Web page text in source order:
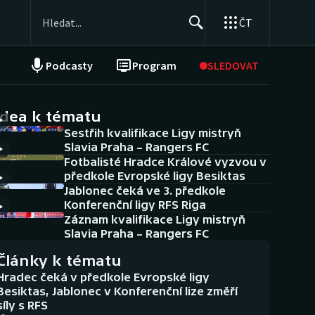
ČT
Podcasty Program SLEDOVAT
NEPŘEHLÉDNĚTE
Historické návraty
Aplikace ČT sport
AZ kvíz
k tématu
Sestřih kvalifikace Ligy mistryň
Slavia Praha – Rangers FC
Fotbalisté Hradce Králové vyzvou v
předkole Evropské ligy Besiktas
Jablonec čeká ve 3. předkole
Konferenční ligy RFS Riga
Záznam kvalifikace Ligy mistryň
Slavia Praha – Rangers FC
k tématu
čeká v předkole Evropské ligy
Jablonec v Konferenční lize změří
s RFS